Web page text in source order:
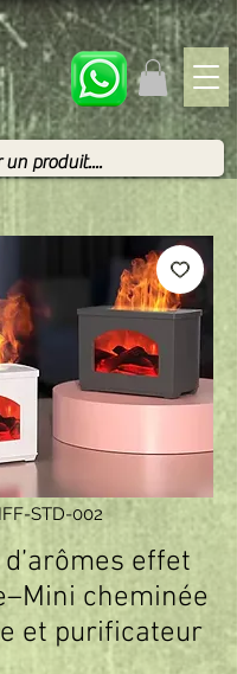
STD-002
effet
cheminée
et purificateur